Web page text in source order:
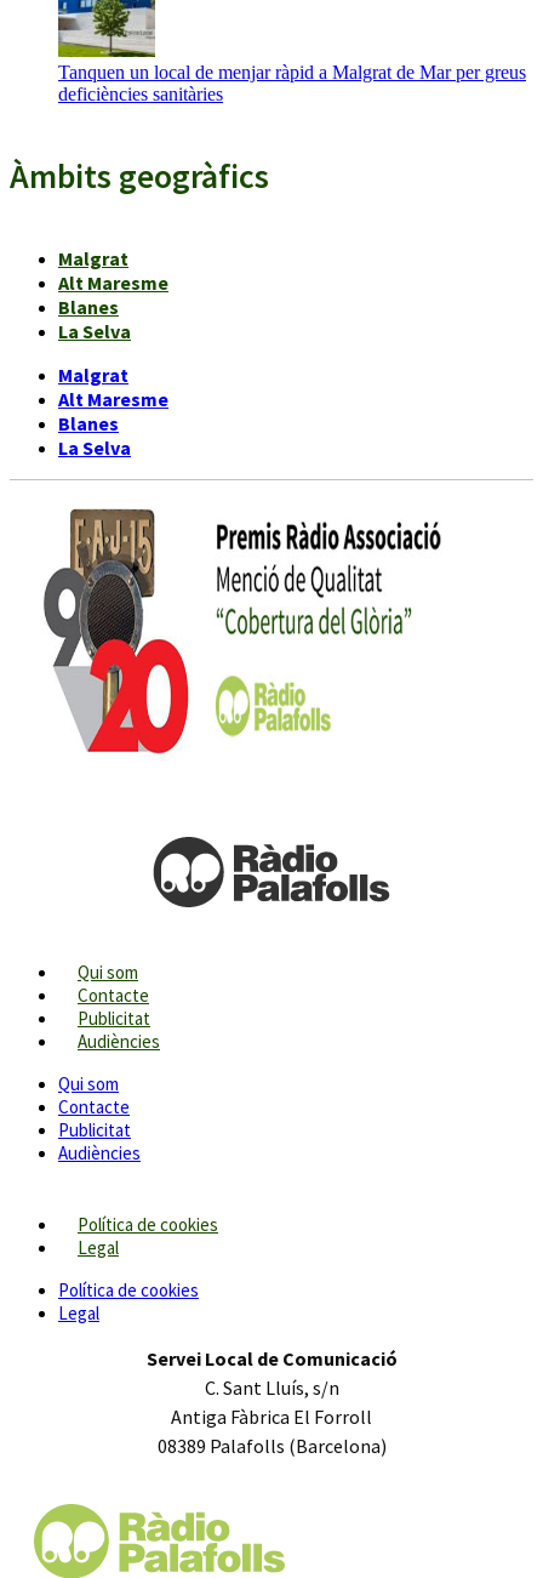
Tanquen un local de menjar ràpid a Malgrat de Mar per greus
deficiències sanitàries
Àmbits geogràfics
Malgrat
Alt Maresme
Blanes
La Selva
Malgrat
Alt Maresme
Blanes
La Selva
Qui som
Contacte
Publicitat
Audiències
Qui som
Contacte
Publicitat
Audiències
Política de cookies
Legal
Política de cookies
Legal
Servei Local de Comunicació
C. Sant Lluís, s/n
Antiga Fàbrica El Forroll
08389 Palafolls (Barcelona)